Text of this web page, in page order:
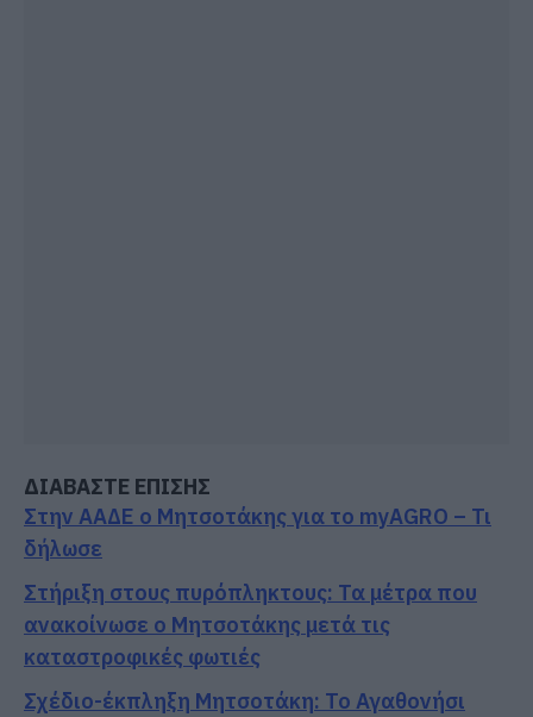
ΔΙΑΒΑΣΤΕ ΕΠΙΣΗΣ
Στην ΑΑΔΕ ο Μητσοτάκης για το myAGRO – Τι
δήλωσε
Στήριξη στους πυρόπληκτους: Τα μέτρα που
ανακοίνωσε ο Μητσοτάκης μετά τις
καταστροφικές φωτιές
Σχέδιο-έκπληξη Μητσοτάκη: Το Αγαθονήσι